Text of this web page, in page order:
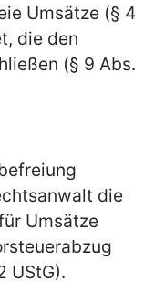
Umsätze (§ 4
die den
(§ 9 Abs.
die
Umsätze
UStG).